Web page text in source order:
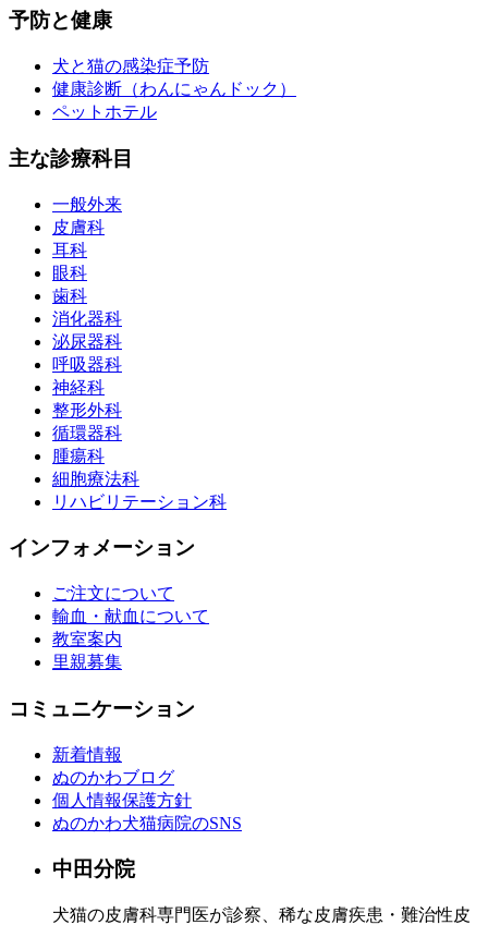
予防と健康
犬と猫の感染症予防
健康診断（わんにゃんドック）
ペットホテル
主な診療科目
一般外来
皮膚科
耳科
眼科
歯科
消化器科
泌尿器科
呼吸器科
神経科
整形外科
循環器科
腫瘍科
細胞療法科
リハビリテーション科
インフォメーション
ご注文について
輸血・献血について
教室案内
里親募集
コミュニケーション
新着情報
ぬのかわブログ
個人情報保護方針
ぬのかわ犬猫病院のSNS
中田分院
犬猫の皮膚科専門医が診察、稀な皮膚疾患・難治性皮